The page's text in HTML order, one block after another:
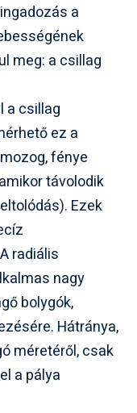
a
meg: a csillag
a csillag
ez a
fénye
távolodik
Ezek
radiális
nagy
bolygók,
Hátránya,
méretéről, csak
a pálya